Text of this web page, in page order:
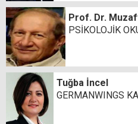
Prof. Dr.
PSİKOLOJİK
Tuğba İncel
GERMANWINGS